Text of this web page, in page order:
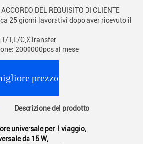
DEL REQUISITO DI CLIENTE
25 giorni lavorativi dopo aver ricevuto il
T,L/C,XTransfer
2000000pcs al mese
prezzo
Descrizione del prodotto
universale per il viaggio,
da 15 W,